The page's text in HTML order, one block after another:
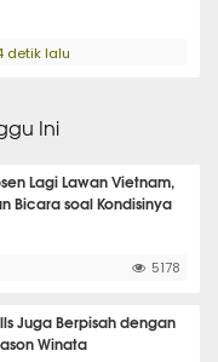
detik lalu
Ini
Lagi Lawan Vietnam,
Bicara soal Kondisinya
5178
Juga Berpisah dengan
Winata